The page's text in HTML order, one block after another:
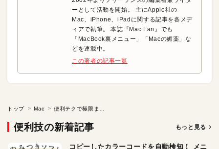
ーとして活動を開始。 主にApple社の
Mac、iPhone、iPadに関する記事を各メデ
ィアで執筆。 本誌『Mac Fan』でも
「MacBook裏メニュー」「Macの媚薬」な
どを連載中。
この著者の記事一覧
トップ Mac
便利技の新着記事 もっと見る
コピーしたカラーコードを自動検知！ メニ